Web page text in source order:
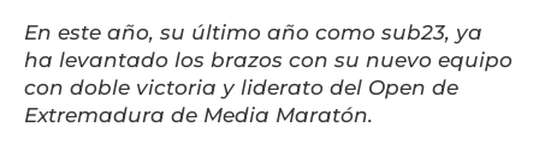
En este año, su último año como sub23, ya
ha levantado los brazos con su nuevo equipo
con doble victoria y liderato del Open de
Extremadura de Media Maratón.